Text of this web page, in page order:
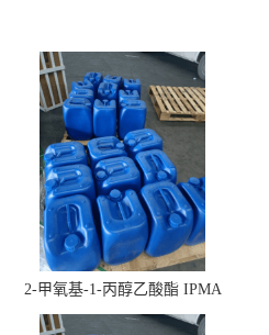
2-甲氧基-1-丙醇乙酸酯 IPMA